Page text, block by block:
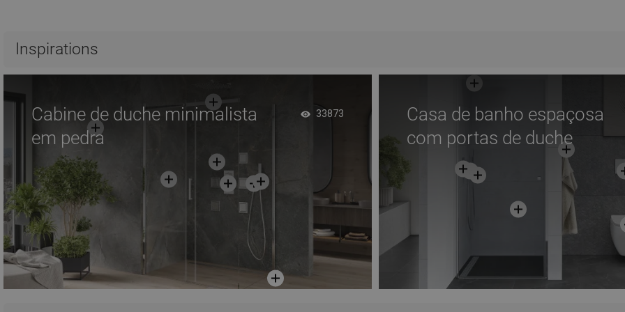
Comparar
Inspirations
Cabine de duche minimalista
em pedra
33873
Casa de banho espaçosa
com portas de duche